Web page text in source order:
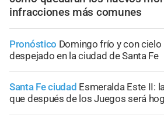
infracciones más comunes
Pronóstico Domingo frío y con
despejado en la ciudad de Santa Fe
Santa Fe ciudad Esmeralda Este II:
que después de los Juegos será